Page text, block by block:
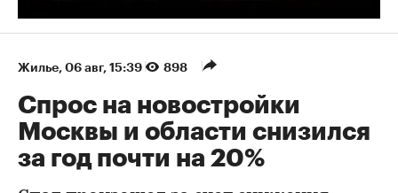
Жилье⁠, 06 авг, 15:39 898
Спрос на новостройки
Москвы и области снизился
за год почти на 20%